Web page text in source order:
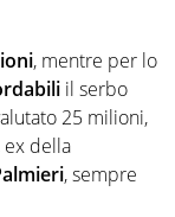
, mentre per lo
il serbo
25 milioni,
ex della
, sempre